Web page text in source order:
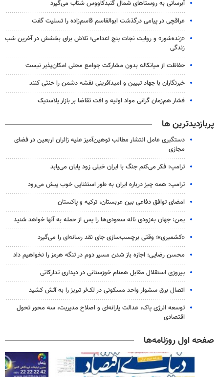
آبرسانی به روستاهای شمال گنبدکاووس شتاب می‌گیرد
عراقچی در پیامی درگذشت ابوالقاسم قاسم‌زاده را تسلیت گفت
«زنده‌شور» و روایت نجات پنج اعدامی؛ تلاش برای بخشش در آخرین شب
زندگی
حفاظت از میانکاله بدون مشارکت جوامع محلی امکان‌پذیر نیست
خبرنگاران با جهاد تبیین و امیدآفرینی نقشه دشمن را خنثی کنند
فشار هم‌زمان گرانی مواد اولیه و افت تقاضا بر بازار پلاستیک
پربازدیدترین ها
دستگیری عامل انتشار مطالب توهین‌آمیز علیه زائران اربعین در فضای
مجازی
ترامپ: فکر می‌کنم جنگ با ایران خیلی زود پایان می‌یابد
ترامپ: همه چیز درباره ایران به طور استثنایی خوب پیش می‌رود
امضای توافق دفاعی بین عربستان، ترکیه و پاکستان
یمن: جهان به‌زودی ناله سعودی‌ها را پس از حمله به آنها خواهد شنید
«کشمیری»؛ وقتی برچسب‌سازی جای نقد رسانه‌ای را می‌گیرد
محسن رضایی: اجازه باز شدن مسیر دوم در تنگه هرمز را نخواهیم داد
پیروزی استقلال مقابل همنام خوزستانی در دیداری تدارکاتی
اتصال برق سشوار واحد مسکونی در لک‌لر تبریز را به آتش کشید
توسعه انرژی پاک، عدالت یارانه‌ای و اصلاح مدیریت، سه محور تحول
اقتصادی
صفحه اول روزنامه‌ها